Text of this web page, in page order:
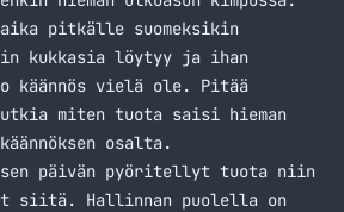
aika pitkälle suomeksikin
kukkasia löytyy ja ihan
käännös vielä ole. Pitää
miten tuota saisi hieman
osalta.
päivän pyöritellyt tuota niin
siitä. Hallinnan puolella on